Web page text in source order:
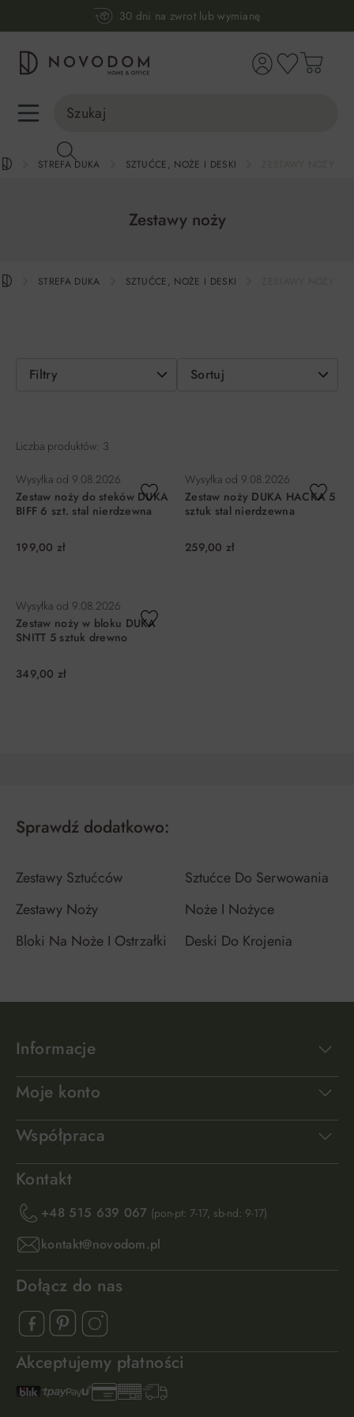
30 dni na zwrot lub wymianę
98% zadowolonych klientów
(pon-pt: 7-17, sb-nd: 9-17)
STREFA DUKA SZTUĆCE, NOŻE I DESKI
Zestawy noży
STREFA DUKA SZTUĆCE, NOŻE I DESKI
Filtry Sortuj
Liczba produktów: 3
Wysyłka od 9.08.2026
Zestaw noży do steków DUKA
BIFF 6 szt. stal nierdzewna
199,00 zł
Wysyłka od 9.08.2026
Zestaw noży DUKA HACKA 5
sztuk stal nierdzewna
259,00 zł
Wysyłka od 9.08.2026
Zestaw noży w bloku DUKA
SNITT 5 sztuk drewno
349,00 zł
Sprawdź dodatkowo:
Zestawy Sztućców
Sztućce Do Serwowania
Zestawy Noży
Noże I Nożyce
Bloki Na Noże I Ostrzałki
Deski Do Krojenia
Informacje
Moje konto
Współpraca
Kontakt
+48 515 639 067 (pon-pt: 7-17, sb-nd: 9-17)
kontakt@novodom.pl
Dołącz do nas
Akceptujemy płatności